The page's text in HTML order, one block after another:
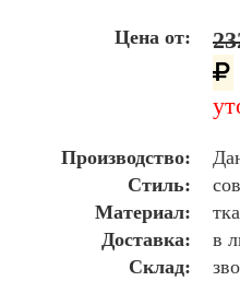
Цена от:
Производство:
Стиль:
Материал:
Доставка:
в
Склад: